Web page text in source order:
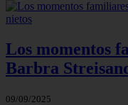
Los momentos
Barbra
09/09/2025